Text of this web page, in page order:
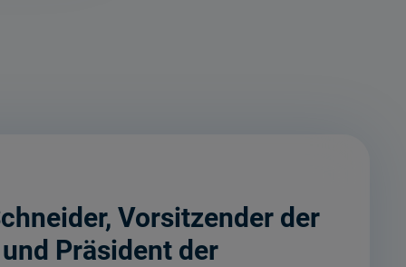
Vorsitzender der
Präsident der